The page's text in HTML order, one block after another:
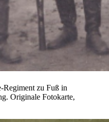
Regiment zu Fuß in
Originale Fotokarte,